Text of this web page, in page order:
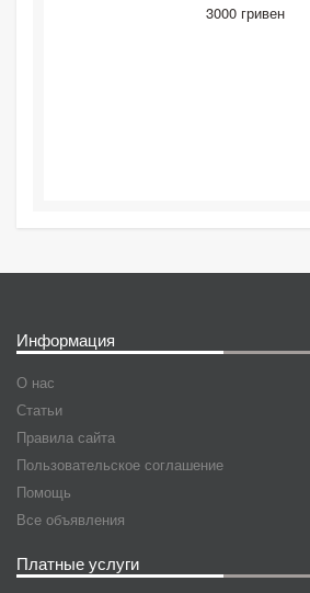
3000 гривен
Информация
О нас
Статьи
Правила сайта
Пользовательское соглашение
Помощь
Все объявления
Платные услуги